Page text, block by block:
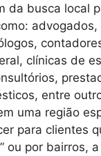
da busca local
clínicas de
entre
uma região
para clientes
ou por bairros,